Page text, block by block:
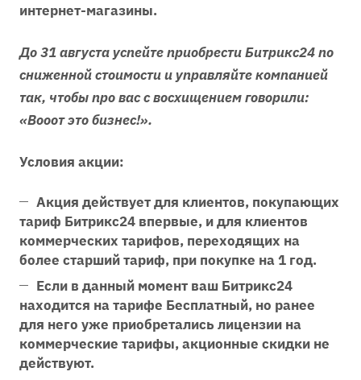
интернет-магазины.
До 31 августа успейте приобрести Битрикс24 по
сниженной стоимости и управляйте компанией
так, чтобы про вас с восхищением говорили:
«Вооот это бизнес!».
Условия акции:
Акция действует для клиентов, покупающих
тариф Битрикс24 впервые, и для клиентов
коммерческих тарифов, переходящих на
более старший тариф, при покупке на 1 год.
Если в данный момент ваш Битрикс24
находится на тарифе Бесплатный, но ранее
для него уже приобретались лицензии на
коммерческие тарифы, акционные скидки не
действуют.